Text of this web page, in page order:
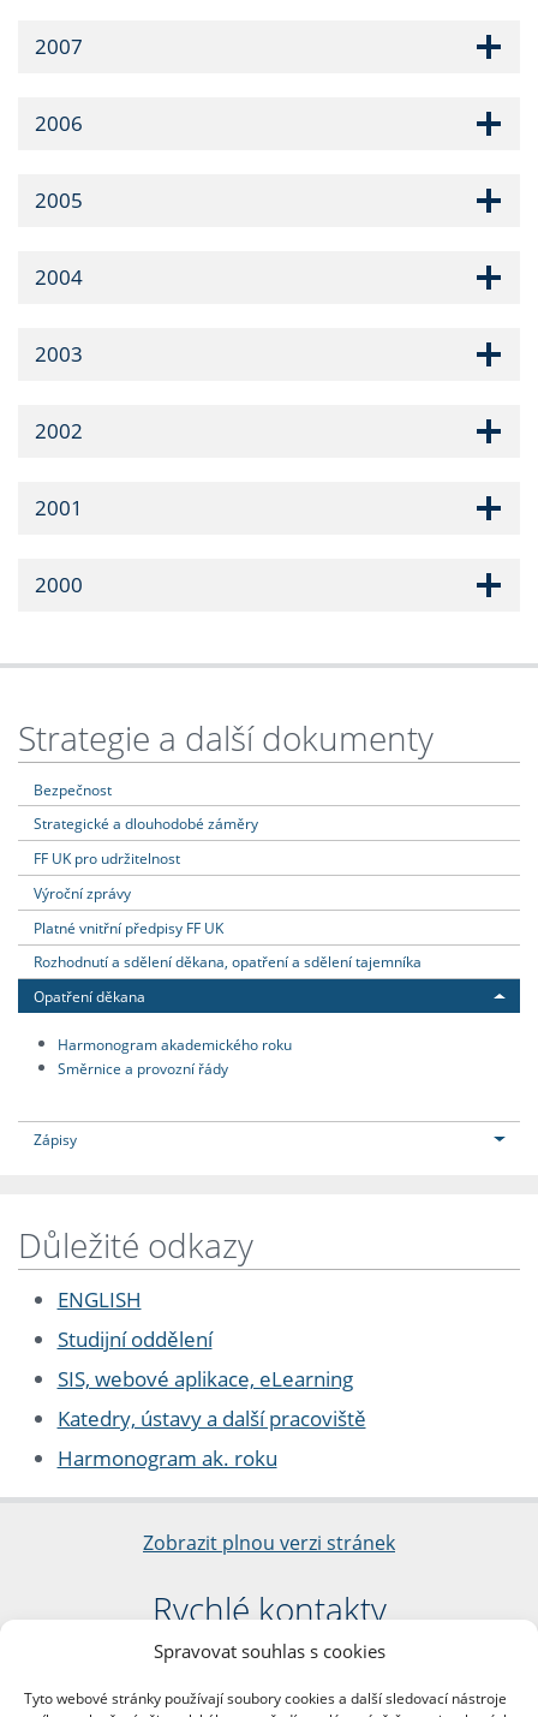
Spravovat souhlas s cookies
Tyto webové stránky používají soubory cookies a další sledovací nástroje
2007
2006
2005
2004
2003
2002
2001
2000
Strategie a další dokumenty
Bezpečnost
Strategické a dlouhodobé záměry
FF UK pro udržitelnost
Výroční zprávy
Platné vnitřní předpisy FF UK
Rozhodnutí a sdělení děkana, opatření a sdělení tajemníka
Opatření děkana
Harmonogram akademického roku
Směrnice a provozní řády
Zápisy
Důležité odkazy
ENGLISH
Studijní oddělení
SIS, webové aplikace, eLearning
Katedry, ústavy a další pracoviště
Harmonogram ak. roku
Zobrazit plnou verzi stránek
Rychlé kontakty
Filozofická fakulta
nám. Jana Palacha 1/2